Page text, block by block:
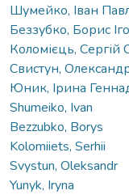
Шумейко, Іван
Беззубко, Борис
Коломієць, Сергій
Свистун,
Юник, Ірина
Shumeiko, Ivan
Bezzubko, Borys
Kolomiiets, Serhii
Svystun, Oleksandr
Yunyk, Iryna